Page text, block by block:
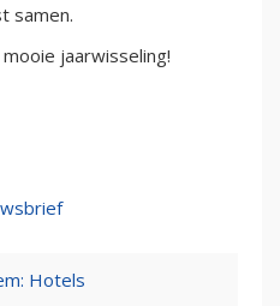
samen.
jaarwisseling!
Hotels